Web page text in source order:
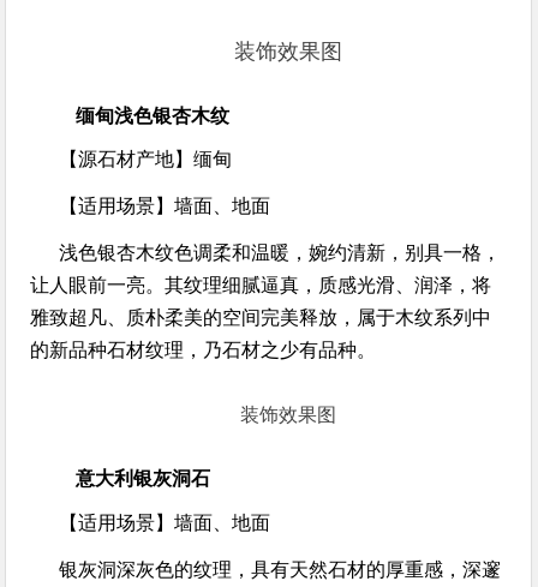
装饰效果图
缅甸浅色银杏木纹
【源石材产地】缅甸
【适用场景】墙面、地面
浅色银杏木纹色调柔和温暖，婉约清新，别具一格，
让人眼前一亮。其纹理细腻逼真，质感光滑、润泽，将
雅致超凡、质朴柔美的空间完美释放，属于木纹系列中
的新品种石材纹理，乃石材之少有品种。
装饰效果图
意大利银灰洞石
【适用场景】墙面、地面
银灰洞深灰色的纹理，具有天然石材的厚重感，深邃